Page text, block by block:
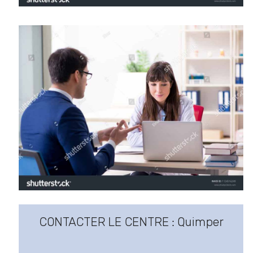
CONTACTER LE CENTRE : Quimper